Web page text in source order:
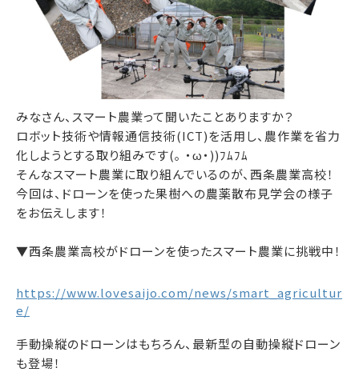
みなさん、スマート農業って聞いたことありますか？
ロボット技術や情報通信技術(ICT)を活用し、農作業を省力
化しようとする取り組みです(｡ ・ω・))ﾌﾑﾌﾑ
そんなスマート農業に取り組んでいるのが、西条農業高校！
今回は、ドローンを使った果樹への農薬散布見学会の様子
をお伝えします！
▼西条農業高校がドローンを使ったスマート農業に挑戦中！
https://www.lovesaijo.com/news/smart_agricultur
e/
手動操縦のドローンはもちろん、最新型の自動操縦ドローン
も登場！